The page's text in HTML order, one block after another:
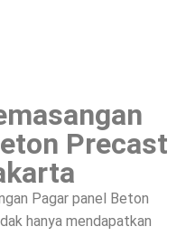
Precast
Pagar panel Beton
hanya mendapatkan